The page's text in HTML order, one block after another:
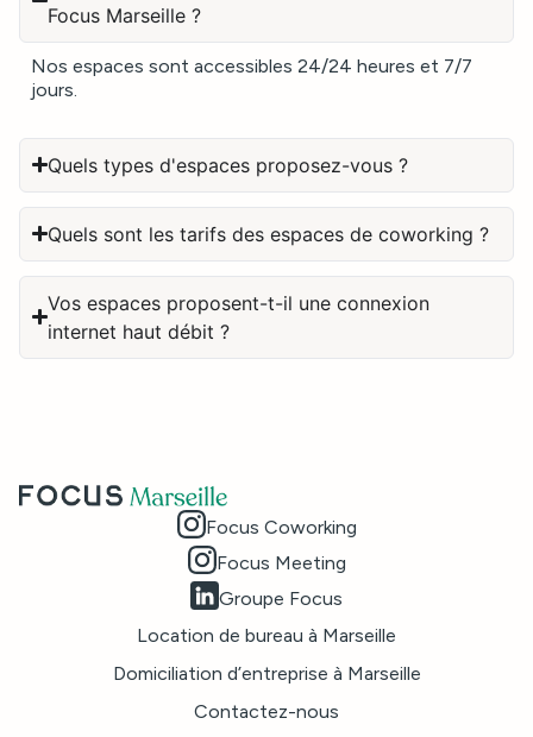
Focus Marseille ?
Nos espaces sont accessibles 24/24 heures et 7/7
jours.
Quels types d'espaces proposez-vous ?
Quels sont les tarifs des espaces de coworking ?
Vos espaces proposent-t-il une connexion
internet haut débit ?
Focus Coworking
Focus Meeting
Groupe Focus
Location de bureau à Marseille
Domiciliation d’entreprise à Marseille
Contactez-nous